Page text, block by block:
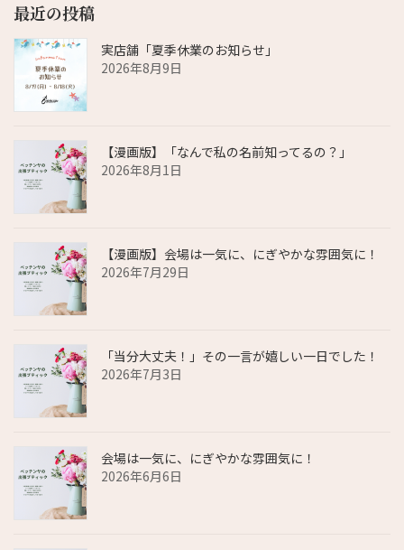
最近の投稿
実店舗「夏季休業のお知らせ」
2026年8月9日
【漫画版】「なんで私の名前知ってるの？」
2026年8月1日
【漫画版】会場は一気に、にぎやかな雰囲気に！
2026年7月29日
「当分大丈夫！」その一言が嬉しい一日でした！
2026年7月3日
会場は一気に、にぎやかな雰囲気に！
2026年6月6日